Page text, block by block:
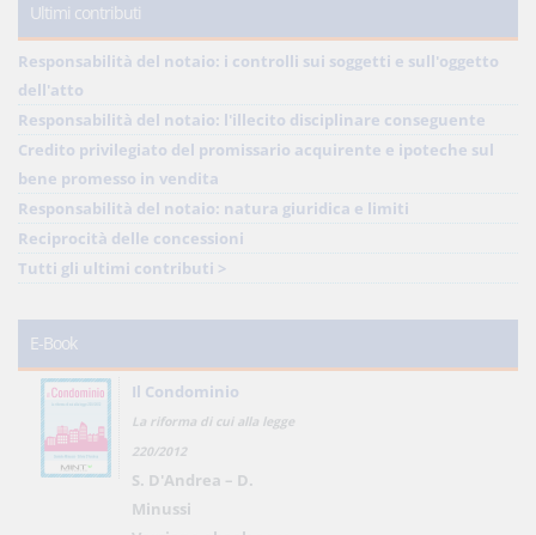
Ultimi contributi
Responsabilità del notaio: i controlli sui soggetti e sull'oggetto
dell'atto
Responsabilità del notaio: l'illecito disciplinare conseguente
Credito privilegiato del promissario acquirente e ipoteche sul
bene promesso in vendita
Responsabilità del notaio: natura giuridica e limiti
Reciprocità delle concessioni
Tutti gli ultimi contributi >
E-Book
Il Condominio
La riforma di cui alla legge
220/2012
S. D'Andrea – D.
Minussi